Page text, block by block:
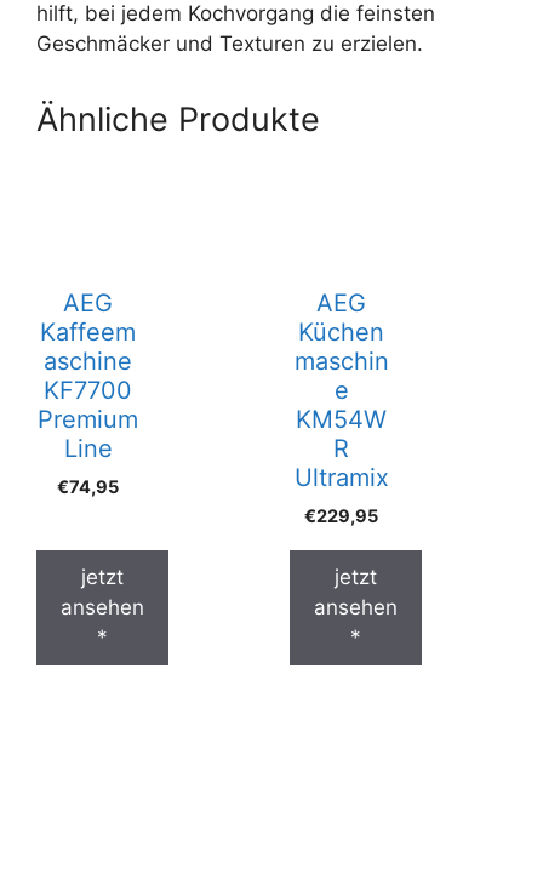
hilft, bei jedem Kochvorgang die feinsten
Geschmäcker und Texturen zu erzielen.
Ähnliche Produkte
AEG
Kaffeem
aschine
KF7700
Premium
Line
€74,95
jetzt
ansehen
*
AEG
Küchen
maschin
e
KM54W
R
Ultramix
€229,95
jetzt
ansehen
*